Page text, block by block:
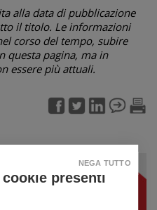
alla data di pubblicazione
il titolo. Le informazioni
corso del tempo, subire
questa pagina, ma in
essere più attuali.
presenti
NEGA TUTTO